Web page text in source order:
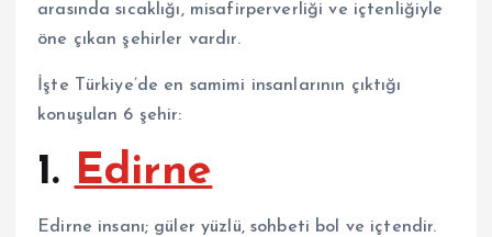
arasında sıcaklığı, misafirperverliği ve içtenliğiyle
öne çıkan şehirler vardır.
İşte Türkiye’de en samimi insanlarının çıktığı
konuşulan 6 şehir:
1. Edirne
Edirne insanı; güler yüzlü, sohbeti bol ve içtendir.